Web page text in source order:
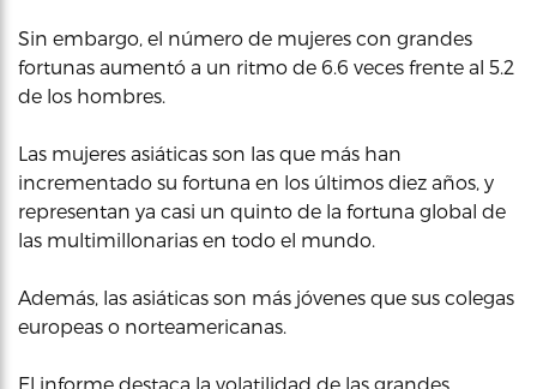
Sin embargo, el número de mujeres con grandes
fortunas aumentó a un ritmo de 6.6 veces frente al 5.2
de los hombres.
Las mujeres asiáticas son las que más han
incrementado su fortuna en los últimos diez años, y
representan ya casi un quinto de la fortuna global de
las multimillonarias en todo el mundo.
Además, las asiáticas son más jóvenes que sus colegas
europeas o norteamericanas.
El informe destaca la volatilidad de las grandes